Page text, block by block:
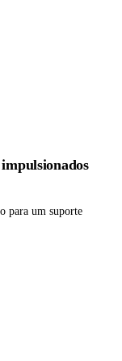
para um suporte